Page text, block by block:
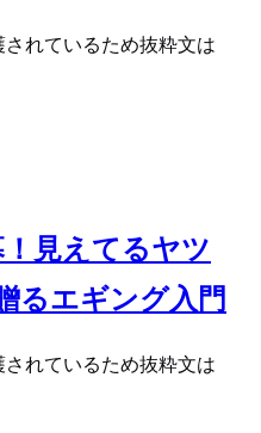
れているため抜粋文は
見えてるヤツ
るエギング入門
れているため抜粋文は